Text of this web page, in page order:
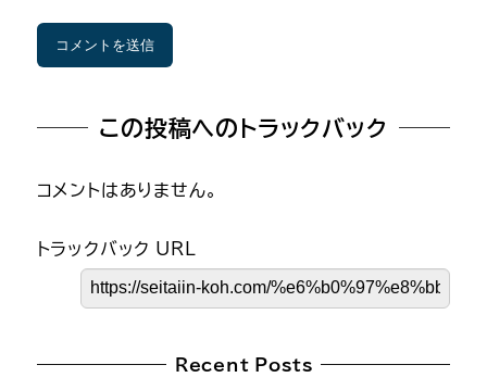
この投稿へのトラックバック
コメントはありません。
トラックバック URL
Recent Posts